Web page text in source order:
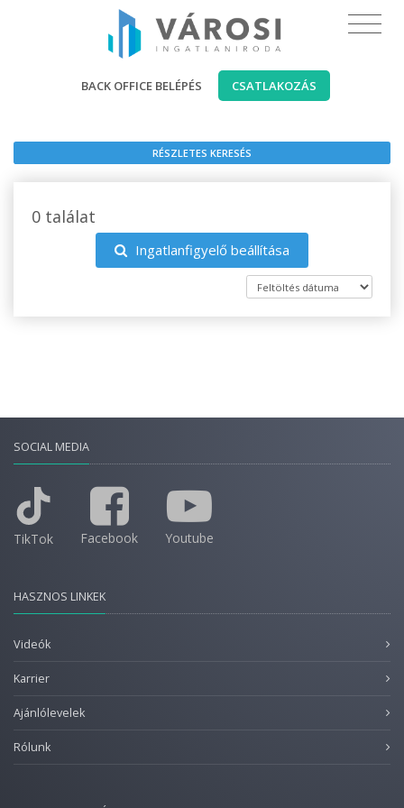
BACK OFFICE BELÉPÉS CSATLAKOZÁS
RÉSZLETES KERESÉS
0 találat
Ingatlanfigyelő beállítása
SOCIAL MEDIA
TikTok Facebook Youtube
HASZNOS LINKEK
Videók
Karrier
Ajánlólevelek
Rólunk